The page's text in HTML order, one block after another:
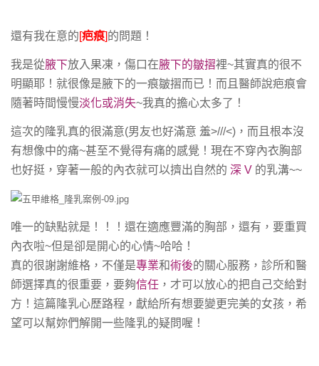
還有我在意的[疤痕]的問題！
我是從腋下放入果凍，傷口在腋下的皺摺裡~其實真的很不
明顯耶！就很像是腋下的一痕皺摺而已！而且醫師說疤痕會
隨著時間慢慢淡化或消失~我真的擔心太多了！
這次的隆乳真的很滿意(男友也好滿意 羞>///<) ，而且根本沒
有想像中的痛~甚至不覺得有痛的感覺！現在不穿內衣胸部
也好挺，穿著一般的內衣就可以擠出自然的 深 V 的乳溝~~
唯一的缺點就是！！！還在適應豐滿的胸部，還有，要重買
內衣啦~但是卻是開心的心情~哈哈！
真的很謝謝維格，不僅是專業和術後的關心服務，診所和醫
師選擇真的很重要，要夠信任 ，才可以放心的把自己交給對
方！這篇隆乳心歷路程，獻給所有想要變更完美的女孩，希
望可以幫妳們解開一些隆乳的疑問喔！